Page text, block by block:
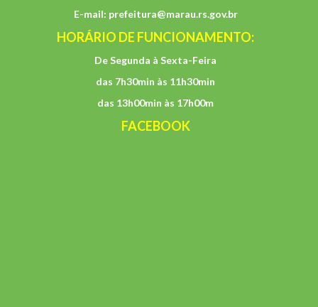
E-mail: prefeitura@marau.rs.gov.br
HORÁRIO DE FUNCIONAMENTO:
De Segunda à Sexta-Feira
das 7h30min às 11h30min
das 13h00min às 17h00m
FACEBOOK